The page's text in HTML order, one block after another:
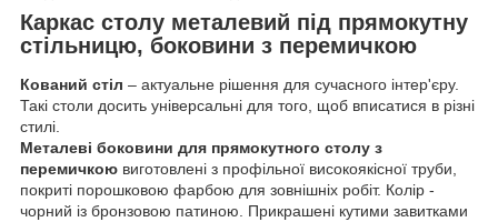
Каркас столу металевий під прямокутну
стільницю, боковини з перемичкою
Кований стіл – актуальне рішення для сучасного інтер'єру.
Такі столи досить універсальні для того, щоб вписатися в різні
стилі.
Металеві боковини для прямокутного столу з
перемичкою виготовлені з профільної високоякісної труби,
покриті порошковою фарбою для зовнішніх робіт. Колір -
чорний із бронзовою патиною. Прикрашені кутими завитками